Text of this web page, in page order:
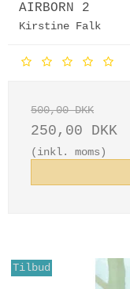
AIRBORN 2
Kirstine Falk
500,00 DKK
250,00 DKK
(inkl. moms)
Tilbud